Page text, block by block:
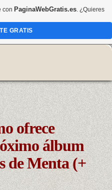
ofrece
álbum
de Menta (+
con PaginaWebGratis.es. ¿Quieres
GRATIS